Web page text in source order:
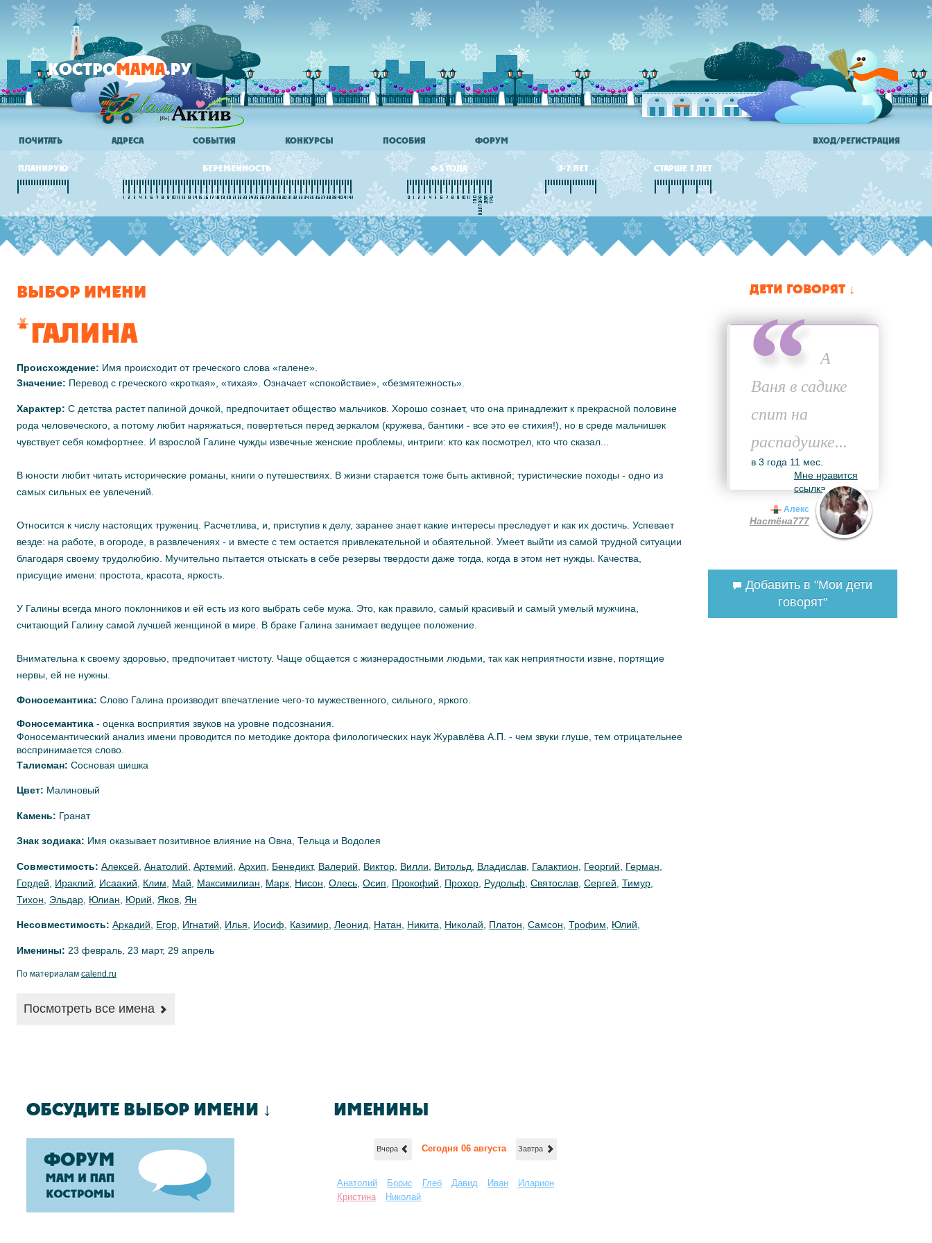
ПОЧИТАТЬ АДРЕСА СОБЫТИЯ КОНКУРСЫ ПОСОБИЯ ФОРУМ ВХОД/РЕГИСТРАЦИЯ
ПЛАНИРУЮ БЕРЕМЕННОСТЬ 0-3 ГОДА 3-7 ЛЕТ СТАРШЕ 7 ЛЕТ
ВЫБОР ИМЕНИ
ГАЛИНА
Происхождение: Имя происходит от греческого слова «галене».
Значение: Перевод с греческого «кроткая», «тихая». Означает «спокойствие», «безмятежность».
Характер: С детства растет папиной дочкой, предпочитает общество мальчиков. Хорошо сознает, что она принадлежит к прекрасной половине
рода человеческого, а потому любит наряжаться, повертеться перед зеркалом (кружева, бантики - все это ее стихия!), но в среде мальчишек
чувствует себя комфортнее. И взрослой Галине чужды извечные женские проблемы, интриги: кто как посмотрел, кто что сказал...
В юности любит читать исторические романы, книги о путешествиях. В жизни старается тоже быть активной; туристические походы - одно из
самых сильных ее увлечений.
Относится к числу настоящих тружениц. Расчетлива, и, приступив к делу, заранее знает какие интересы преследует и как их достичь. Успевает
везде: на работе, в огороде, в развлечениях - и вместе с тем остается привлекательной и обаятельной. Умеет выйти из самой трудной ситуации
благодаря своему трудолюбию. Мучительно пытается отыскать в себе резервы твердости даже тогда, когда в этом нет нужды. Качества,
присущие имени: простота, красота, яркость.
У Галины всегда много поклонников и ей есть из кого выбрать себе мужа. Это, как правило, самый красивый и самый умелый мужчина,
считающий Галину самой лучшей женщиной в мире. В браке Галина занимает ведущее положение.
Внимательна к своему здоровью, предпочитает чистоту. Чаще общается с жизнерадостными людьми, так как неприятности извне, портящие
нервы, ей не нужны.
Фоносемантика: Слово Галина производит впечатление чего-то мужественного, сильного, яркого.
Фоносемантика - оценка восприятия звуков на уровне подсознания.
Фоносемантический анализ имени проводится по методике доктора филологических наук Журавлёва А.П. - чем звуки глуше, тем отрицательнее
воспринимается слово.
Талисман: Сосновая шишка
Цвет: Малиновый
Камень: Гранат
Знак зодиака: Имя оказывает позитивное влияние на Овна, Тельца и Водолея
Совместимость: Алексей Анатолий Артемий Архип Бенедикт, Валерий Виктор Вилли Витольд Владислав Галактион Георгий Герман
Гордей
Ираклий Исаакий Клим Май Максимилиан Марк Нисон Олесь Осип Прокофий Прохор Рудольф Святослав Сергей Тимур
Тихон
Эльдар Юлиан Юрий Яков Ян
Несовместимость: Аркадий Егор Игнатий Илья Иосиф Казимир Леонид Натан Никита Николай Платон Самсон Трофим Юлий
Именины: 23 февраль, 23 март, 29 апрель
По материалам calend.ru
Посмотреть все имена
ДЕТИ ГОВОРЯТ ↓
А
Ваня в садике
спит на
распадушке...
в 3 года 11 мес.
Мне нравится
ссылка
Алекс
Настёна777
Добавить в "Мои дети
говорят"
ОБСУДИТЕ ВЫБОР ИМЕНИ ↓ ИМЕНИНЫ
Вчера Сегодня 06 августа Завтра
Анатолий Борис Глеб Давид Иван
Иларион
Кристина
Николай